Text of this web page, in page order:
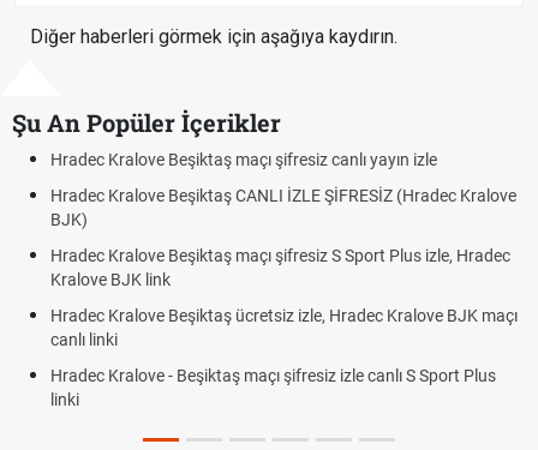
Diğer haberleri görmek için aşağıya kaydırın.
Şu An Popüler İçerikler
Kralove Beşiktaş maçı şifresiz canlı yayın izle
Kralove Beşiktaş CANLI İZLE ŞİFRESİZ (Hradec Kralove
Kralove Beşiktaş maçı şifresiz S Sport Plus izle, Hradec
BJK link
Kralove Beşiktaş ücretsiz izle, Hradec Kralove BJK maçı
Kralove - Beşiktaş maçı şifresiz izle canlı S Sport Plus
Trivela